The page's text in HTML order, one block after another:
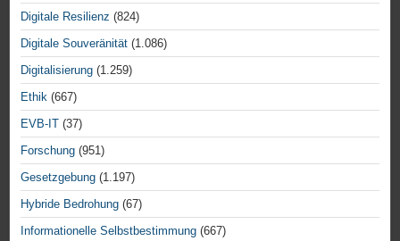
Digitale Resilienz (824)
Digitale Souveränität (1.086)
Digitalisierung (1.259)
Ethik (667)
EVB-IT (37)
Forschung (951)
Gesetzgebung (1.197)
Hybride Bedrohung (67)
Informationelle Selbstbestimmung (667)